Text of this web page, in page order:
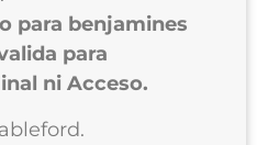
para benjamines
para
ni Acceso.